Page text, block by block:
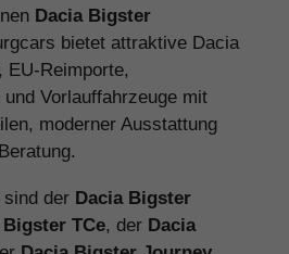
Dacia Bigster
bietet attraktive Dacia
EU-Reimporte,
Vorlauffahrzeuge mit
moderner Ausstattung
sind der Dacia Bigster
Bigster TCe, der Dacia